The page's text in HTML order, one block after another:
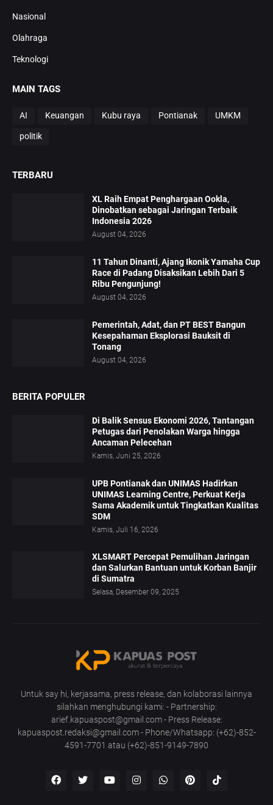
Nasional
Olahraga
Teknologi
MAIN TAGS
AI Keuangan Kubu raya Pontianak UMKM
politik
TERBARU
XL Raih Empat Penghargaan Ookla,
Dinobatkan sebagai Jaringan Terbaik
Indonesia 2026
August 04, 2026
11 Tahun Dinanti, Ajang Ikonik Yamaha Cup
Race di Padang Disaksikan Lebih Dari 5
Ribu Pengunjung!
August 04, 2026
Pemerintah, Adat, dan PT BEST Bangun
Kesepahaman Eksplorasi Bauksit di
Tonang
August 04, 2026
BERITA POPULER
Di Balik Sensus Ekonomi 2026, Tantangan
Petugas dari Penolakan Warga hingga
Ancaman Pelecehan
Kamis, Juni 25, 2026
UPB Pontianak dan UNIMAS Hadirkan
UNIMAS Learning Centre, Perkuat Kerja
Sama Akademik untuk Tingkatkan Kualitas
SDM
Kamis, Juli 16, 2026
XLSMART Percepat Pemulihan Jaringan
dan Salurkan Bantuan untuk Korban Banjir
di Sumatra
Selasa, Desember 09, 2025
Untuk say hi, kerjasama, press release, dan kolaborasi lainnya
silahkan menghubungi kami: - Partnership:
arief.kapuaspost@gmail.com - Press Release:
kapuaspost.redaksi@gmail.com - Phone/Whatsapp: (+62)-852-
4591-7701 atau (+62)-851-9149-7890